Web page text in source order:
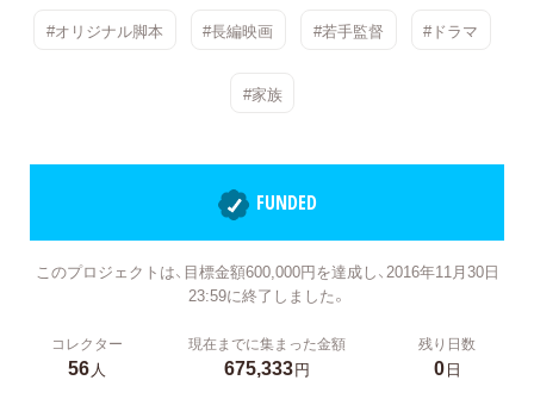
#オリジナル脚本 #長編映画 #若手監督 #ドラマ
#家族
FUNDED
このプロジェクトは、目標金額600,000円を達成し、2016年11月30日
23:59に終了しました。
コレクター
56人
現在までに集まった金額
675,333円
残り日数
0日